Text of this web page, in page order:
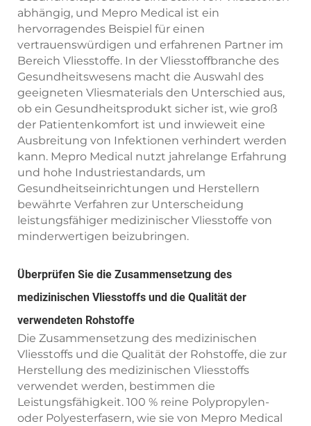
abhängig, und Mepro Medical ist ein
hervorragendes Beispiel für einen
vertrauenswürdigen und erfahrenen Partner im
Bereich Vliesstoffe. In der Vliesstoffbranche des
Gesundheitswesens macht die Auswahl des
geeigneten Vliesmaterials den Unterschied aus,
ob ein Gesundheitsprodukt sicher ist, wie groß
der Patientenkomfort ist und inwieweit eine
Ausbreitung von Infektionen verhindert werden
kann. Mepro Medical nutzt jahrelange Erfahrung
und hohe Industriestandards, um
Gesundheitseinrichtungen und Herstellern
bewährte Verfahren zur Unterscheidung
leistungsfähiger medizinischer Vliesstoffe von
minderwertigen beizubringen.
Überprüfen Sie die Zusammensetzung des
medizinischen Vliesstoffs und die Qualität der
verwendeten Rohstoffe
Die Zusammensetzung des medizinischen
Vliesstoffs und die Qualität der Rohstoffe, die zur
Herstellung des medizinischen Vliesstoffs
verwendet werden, bestimmen die
Leistungsfähigkeit. 100 % reine Polypropylen-
oder Polyesterfasern, wie sie von Mepro Medical